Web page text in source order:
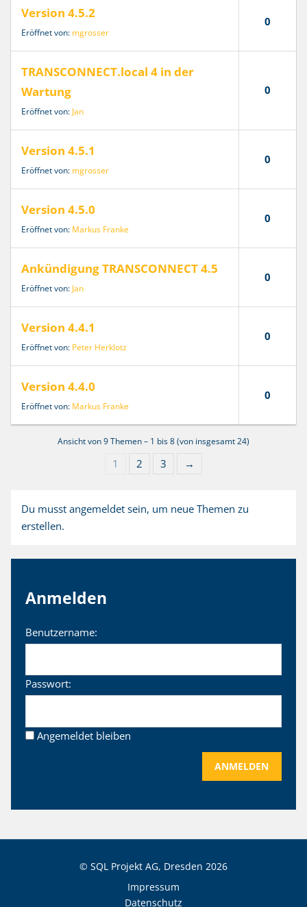
Version 4.5.2
Eröffnet von: mgrosser
0
TRANSCONNECT.local 4 in der
Wartung
Eröffnet von:Jan
0
Version 4.5.1
Eröffnet von: mgrosser
0
Version 4.5.0
Eröffnet von: Markus Franke
0
Ankündigung TRANSCONNECT 4.5
Eröffnet von:Jan
0
Version 4.4.1
Eröffnet von: Peter Herklotz
0
Version 4.4.0
Eröffnet von: Markus Franke
0
Ansicht von 9 Themen – 1 bis 8 (von insgesamt 24)
1 2 3 →
Du musst angemeldet sein, um neue Themen zu
erstellen.
Anmelden
Benutzername:
Passwort:
Angemeldet bleiben
ANMELDEN
© SQL Projekt AG, Dresden 2026
Impressum
Datenschutz